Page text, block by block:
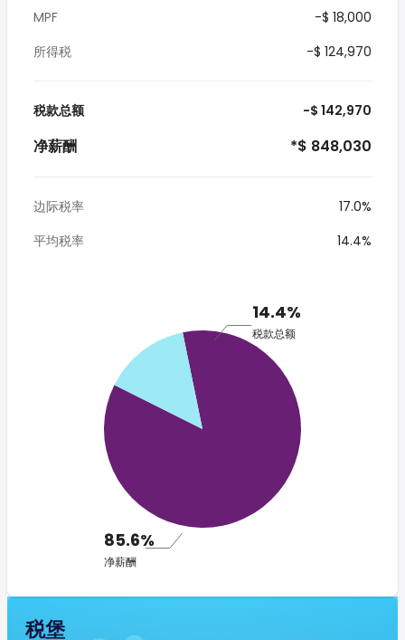
MPF
-$ 18,000
所得税
-$ 124,970
税款总额 -$ 142,970
净薪酬 *$ 848,030
边际税率
17.0%
平均税率
14.4%
14.4%
税款总额
85.6%
净薪酬
税堡